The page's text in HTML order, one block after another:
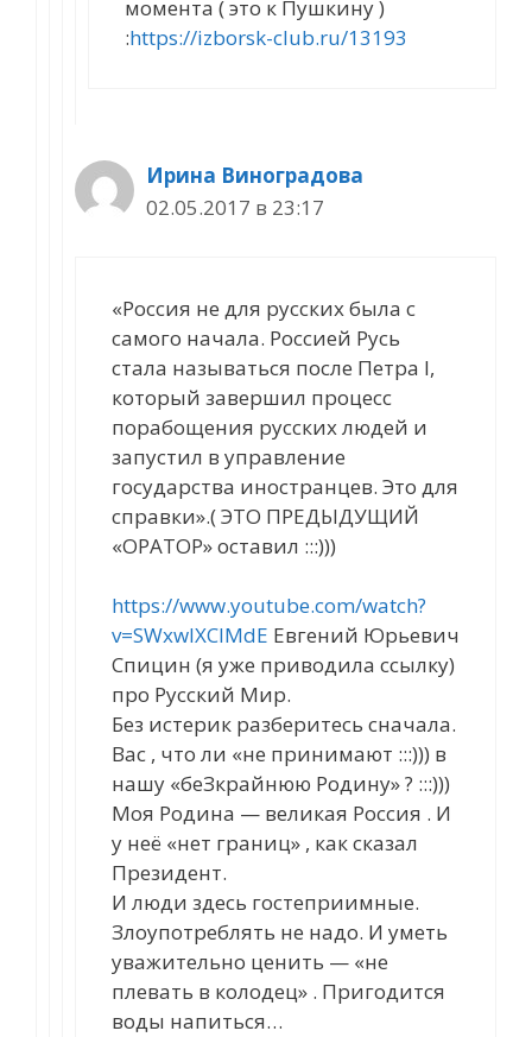
момента ( это к Пушкину )
:https://izborsk-club.ru/13193
Ирина Виноградова
02.05.2017 в 23:17
«Россия не для русских была с
самого начала. Россией Русь
стала называться после Петра I,
который завершил процесс
порабощения русских людей и
запустил в управление
государства иностранцев. Это для
справки».( ЭТО ПРЕДЫДУЩИЙ
«ОРАТОР» оставил :::)))
https://www.youtube.com/watch?
v=SWxwlXClMdE Евгений Юрьевич
Спицин (я уже приводила ссылку)
про Русский Мир.
Без истерик разберитесь сначала.
Вас , что ли «не принимают :::))) в
нашу «беЗкрайнюю Родину» ? :::)))
Моя Родина — великая Россия . И
у неё «нет границ» , как сказал
Президент.
И люди здесь гостеприимные.
Злоупотреблять не надо. И уметь
уважительно ценить — «не
плевать в колодец» . Пригодится
воды напиться…